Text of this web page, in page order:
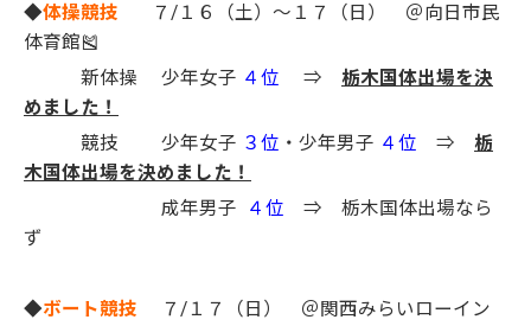
◆体操競技 ７/１６（土）～１７（日） ＠向日市民
体育館🎽
新体操 少年女子 ４位 ⇒ 栃木国体出場を決
めました！
競技 少年女子 ３位 ・少年男子 ４位 ⇒ 栃
木国体出場を決めました！
成年男子
４位 ⇒ 栃木国体出場なら
ず
◆ボート競技 ７/１７（日） ＠関西みらいローイン